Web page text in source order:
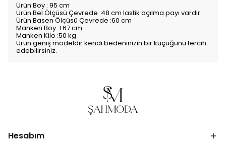
Ürün Boy : 95 cm
Ürün Bel Ölçüsü Çevrede :48 cm lastik açılma payı vardır.
Ürün Basen Ölçüsü Çevrede :60 cm
Manken Boy :1.67 cm
Manken Kilo :50 kg
Ürün geniş modeldir kendi bedeninizin bir küçüğünü tercih
edebilirsiniz.
Hesabım